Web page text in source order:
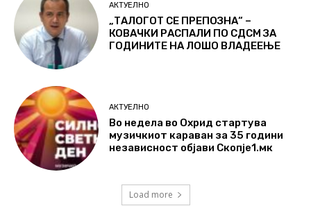
АКТУЕЛНО
„ТАЛОГОТ СЕ ПРЕПОЗНА“ –
КОВАЧКИ РАСПАЛИ ПО СДСМ ЗА
ГОДИНИТЕ НА ЛОШО ВЛАДЕЕЊЕ
АКТУЕЛНО
Во недела во Охрид стартува
музичкиот караван за 35 години
независност објави Скопје1.мк
Load more